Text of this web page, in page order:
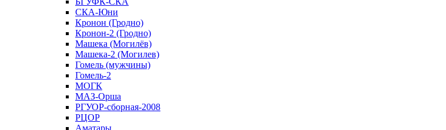
СКА-Юни
Кронон (Гродно)
Кронон-2 (Гродно)
Машека (Могилёв)
Машека-2 (Могилев)
Гомель (мужчины)
Гомель-2
МОГК
МАЗ-Орша
РГУОР-сборная-2008
РЦОР
Аматары